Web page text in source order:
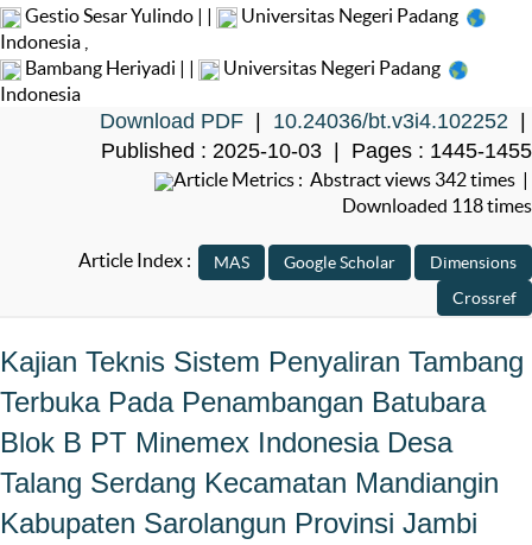
Gestio Sesar Yulindo | |
Universitas Negeri Padang
Indonesia
Bambang Heriyadi | |
Universitas Negeri Padang
Indonesia
Download PDF 10.24036/bt.v3i4.102252
Published : 2025-10-03 | Pages : 1445-1455
Article Metrics : Abstract views 342 times |
Downloaded 118 times
Article Index :
Kajian Teknis Sistem Penyaliran Tambang
Terbuka Pada Penambangan Batubara
Blok B PT Minemex Indonesia Desa
Talang Serdang Kecamatan Mandiangin
Kabupaten Sarolangun Provinsi Jambi